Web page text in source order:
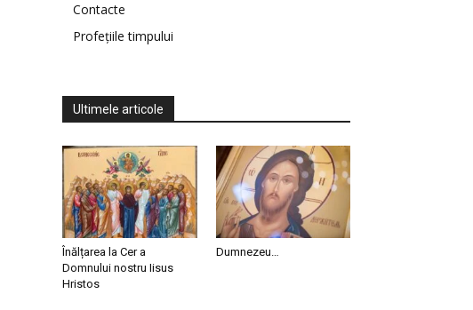
Contacte
Profețiile timpului
Ultimele articole
Înălțarea la Cer a
Domnului nostru Iisus
Hristos
Dumnezeu…